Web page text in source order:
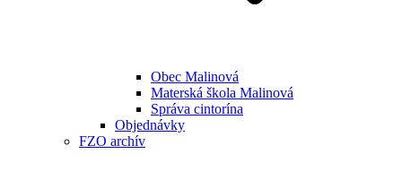
Obec Malinová
Materská škola Malinová
Správa cintorína
Objednávky
FZO archív